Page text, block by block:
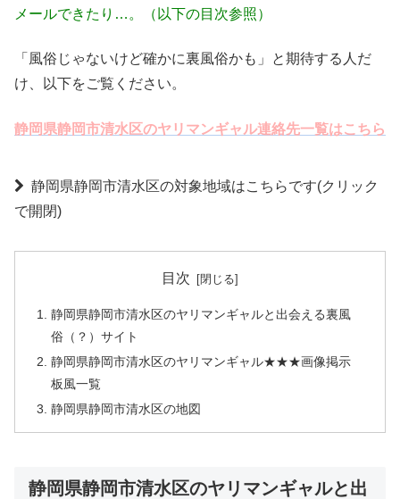
メールできたり…。（以下の目次参照）
「風俗じゃないけど確かに裏風俗かも」と期待する人だ
け、以下をご覧ください。
静岡県静岡市清水区のヤリマンギャル連絡先一覧はこちら
静岡県静岡市清水区の対象地域はこちらです(クリック
で開閉)
目次
静岡県静岡市清水区のヤリマンギャルと出会える裏風
俗（？）サイト
静岡県静岡市清水区のヤリマンギャル★★★画像掲示
板風一覧
静岡県静岡市清水区の地図
静岡県静岡市清水区のヤリマンギャルと出